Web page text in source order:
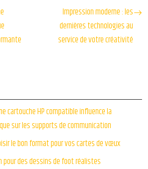
Impression moderne : les
dernières technologies au
service de votre créativité
cartouche HP compatible influence la
sur les supports de communication
le bon format pour vos cartes de vœux
pour des dessins de foot réalistes